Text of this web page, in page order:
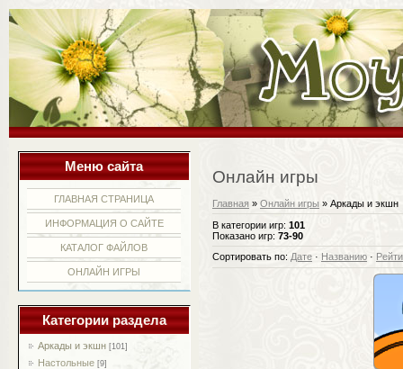
Меню сайта
ГЛАВНАЯ СТРАНИЦА
ИНФОРМАЦИЯ О САЙТЕ
КАТАЛОГ ФАЙЛОВ
ОНЛАЙН ИГРЫ
Категории раздела
Аркады и экшн [101]
Настольные [9]
Онлайн игры
Главная » Онлайн игры » Аркады и экшн
В категории игр: 101
Показано игр: 73-90
Сортировать по: Дате· Названию·